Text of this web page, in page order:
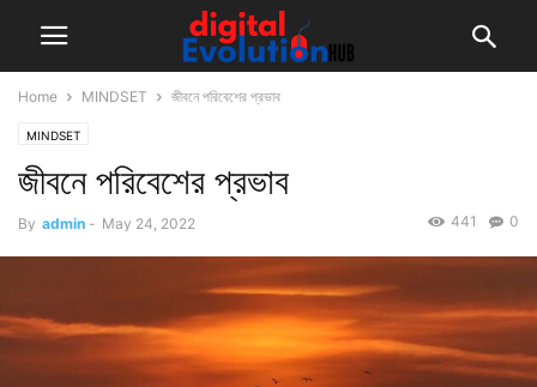
Home MINDSET জীবনে পরিবেশের প্রভাব
MINDSET
জীবনে পরিবেশের প্রভাব
By admin - May 24, 2022 0
441